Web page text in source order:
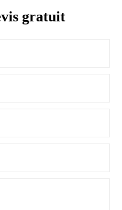
gratuit